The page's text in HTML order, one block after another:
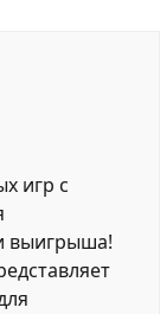
игр с
выигрыша!